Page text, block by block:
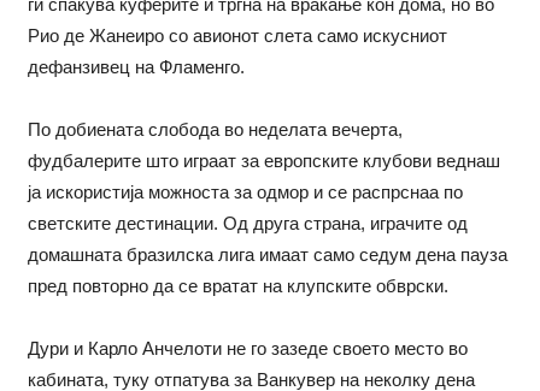
Рио де Жанеиро со авионот слета само искусниот
дефанзивец на Фламенго.
По добиената слобода во неделата вечерта,
фудбалерите што играат за европските клубови веднаш
ја искористија можноста за одмор и се распрснаа по
светските дестинации. Од друга страна, играчите од
домашната бразилска лига имаат само седум дена пауза
пред повторно да се вратат на клупските обврски.
Дури и Карло Анчелоти не го зазеде своето место во
кабината, туку отпатува за Ванкувер на неколку дена